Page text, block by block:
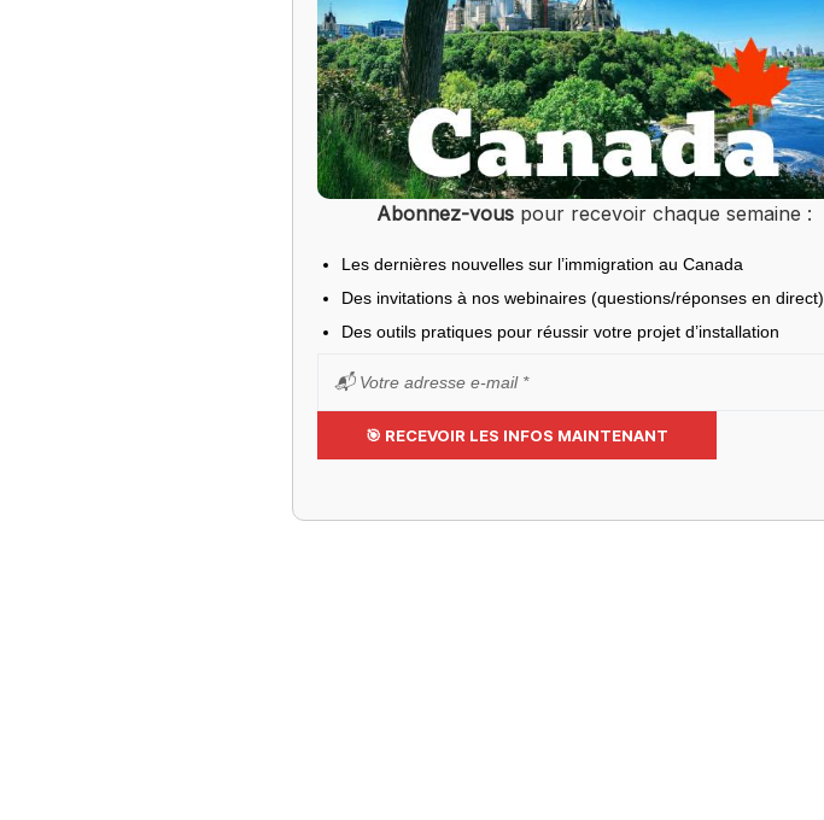
Abonnez-vouspour recevoir chaque semaine :
Les dernières nouvelles sur l’immigration au Canada
Des invitations à nos webinaires (questions/réponses en direct)
Des outils pratiques pour réussir votre projet d’installation